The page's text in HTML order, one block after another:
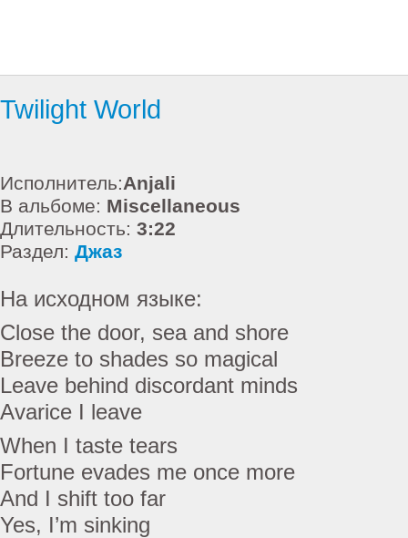
Twilight World
Исполнитель:Anjali
В альбоме: Miscellaneous
Длительность: 3:22
Раздел: Джаз
На исходном языке:
Close the door, sea and shore
Breeze to shades so magical
Leave behind discordant minds
Avarice I leave
When I taste tears
Fortune evades me once more
And I shift too far
Yes, I’m sinking